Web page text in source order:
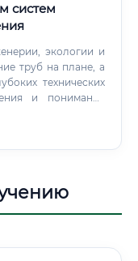
систем
экологии и
труб на плане, а
технических
и понимания
система,